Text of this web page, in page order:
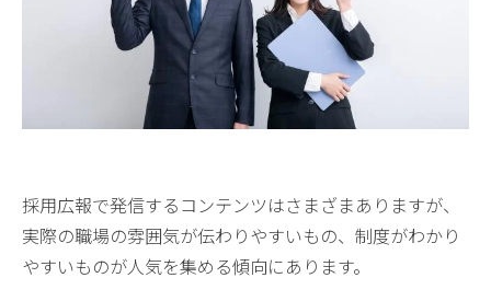
採用広報で発信するコンテンツはさまざまありますが、
実際の職場の雰囲気が伝わりやすいもの、制度がわかり
やすいものが人気を集める傾向にあります。